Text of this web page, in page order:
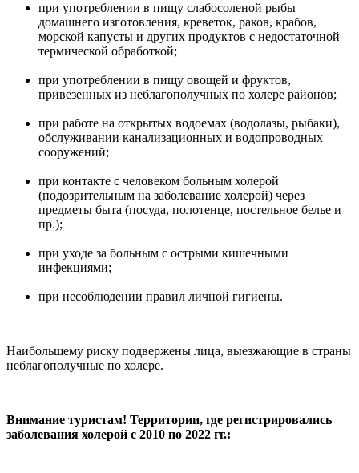
при употреблении в пищу слабосоленой рыбы
домашнего изготовления, креветок, раков, крабов,
морской капусты и других продуктов с недостаточной
термической обработкой;
при употреблении в пищу овощей и фруктов,
привезенных из неблагополучных по холере районов;
при работе на открытых водоемах (водолазы, рыбаки),
обслуживании канализационных и водопроводных
сооружений;
при контакте с человеком больным холерой
(подозрительным на заболевание холерой) через
предметы быта (посуда, полотенце, постельное белье и
пр.);
при уходе за больным с острыми кишечными
инфекциями;
при несоблюдении правил личной гигиены.
Наибольшему риску подвержены лица, выезжающие в страны
неблагополучные по холере.
Внимание туристам! Территории, где регистрировались
заболевания холерой с 2010 по 2022 гг.: